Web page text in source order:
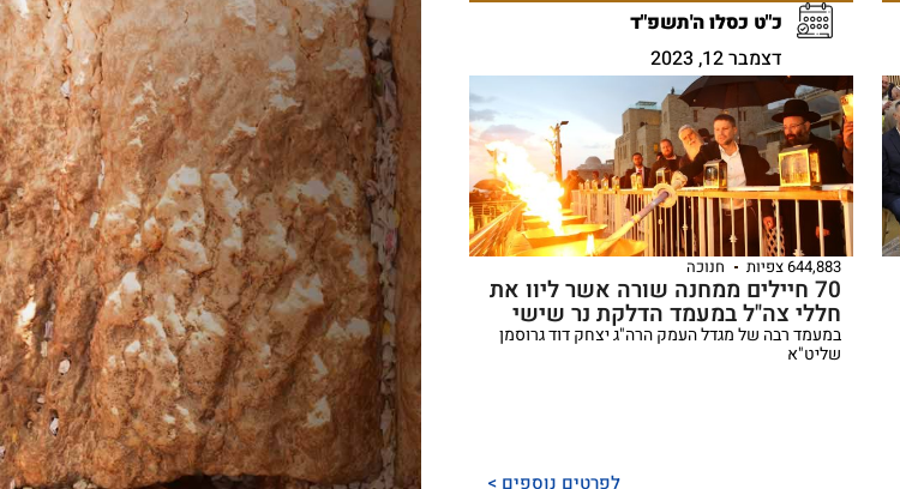
כ"ט כסלו ה'תשפ"ד
דצמבר 12, 2023
644,883 צפיות חנוכה
70 חיילים ממחנה שורה אשר ליוו את
חללי צה"ל במעמד הדלקת נר שישי
במעמד רבה של מגדל העמק הרה"ג יצחק דוד גרוסמן
שליט"א
לפרטים נוספים >